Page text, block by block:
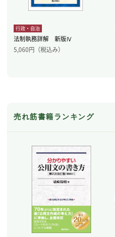
行政・自治
法制執務詳解 新版Ⅳ
5,060円（税込み）
売れ筋書籍ランキング